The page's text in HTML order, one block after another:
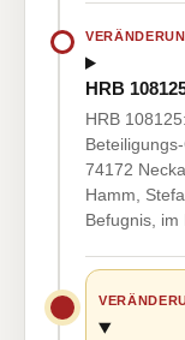
HRB
HRB
74172
Hamm,
Befugnis, im